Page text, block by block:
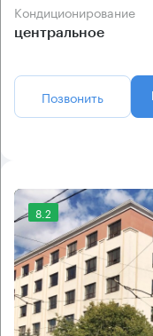
Кондиционирование
центральное
Позвонить
8.2